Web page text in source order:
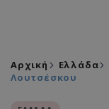
Αρχική Ελλάδα
Λουτσέσκου